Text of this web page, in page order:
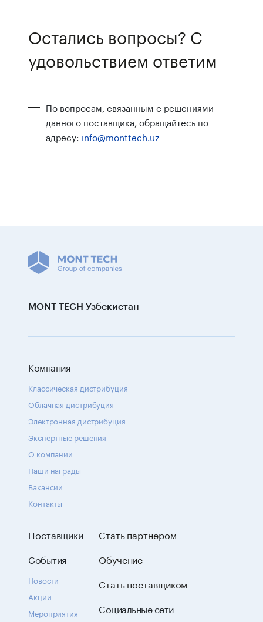
Остались вопросы? С
удовольствием ответим
По вопросам, связанным с решениями
данного поставщика, обращайтесь по
адресу: info@monttech.uz
MONT TECH Узбекистан
Компания
Классическая дистрибуция
Облачная дистрибуция
Электронная дистрибуция
Экспертные решения
О компании
Наши награды
Вакансии
Контакты
Поставщики
События
Новости
Акции
Мероприятия
Стать партнером
Обучение
Стать поставщиком
Социальные сети